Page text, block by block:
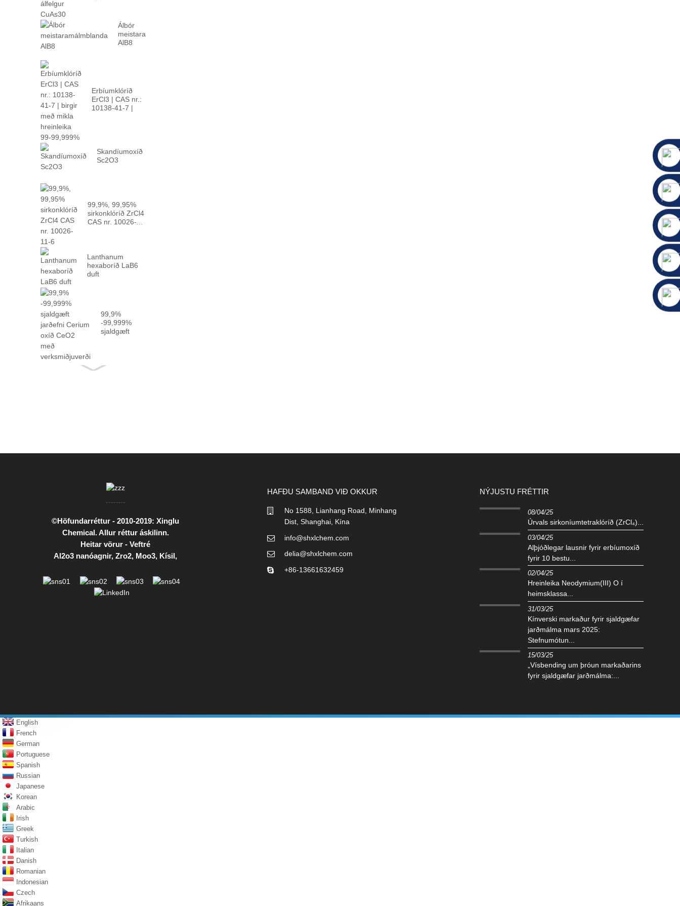
Álbór
meistaramálmblanda
AlB8
Erbíumklóríð
ErCl3 | CAS nr.:
10138-41-7 |
Skandíumoxíð
Sc2O3
99,9%, 99,95%
sirkonklóríð ZrCl4
CAS nr. 10026-...
Lanthanum
hexaboríð LaB6
duft
99,9%
-99,999%
sjaldgæft
staðreyndum
©Höfundarréttur - 2010-2019: Xinglu
Chemical. Allur réttur áskilinn.
Heitar vörur - Veftré
Al2o3 nanóagnir, Zro2, Moo3, Kísil,
HAFÐU SAMBAND VIÐ OKKUR
No 1588, Lianhang Road, Minhang
Dist, Shanghai, Kína
info@shxlchem.com
delia@shxlchem.com
+86-13661632459
NÝJUSTU FRÉTTIR
08/04/25
Úrvals sirkoníumtetraklóríð (ZrCl₄)...
03/04/25
Alþjóðlegar lausnir fyrir erbíumoxíð
fyrir 10 bestu...
02/04/25
Hreinleika Neodymium(III) O í
heimsklassa...
31/03/25
Kínverski markaður fyrir sjaldgæfar
jarðmálma mars 2025:
Stefnumótun...
15/03/25
„Vísbending um þróun markaðarins
fyrir sjaldgæfar jarðmálma:...
English
French
German
Portuguese
Spanish
Russian
Japanese
Korean
Arabic
Irish
Greek
Turkish
Italian
Danish
Romanian
Indonesian
Czech
Afrikaans